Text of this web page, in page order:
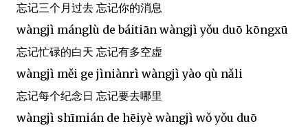
忘记三个月过去 忘记你的消息
wàngjì mánglù de báitiān wàngjì yǒu duō kōngxū
忘记忙碌的白天 忘记有多空虚
wàngjì měi ge jìniànrì wàngjì yào qù nǎli
忘记每个纪念日 忘记要去哪里
wàngjì shīmián de hēiyè wàngjì wǒ yǒu duō